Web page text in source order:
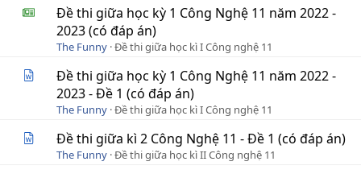
Đề thi giữa học kỳ 1 Công Nghệ 11 năm 2022 -
2023 (có đáp án)
The Funny Đề thi giữa học kì I Công nghệ 11
Đề thi giữa học kỳ 1 Công Nghệ 11 năm 2022 -
2023 - Đề 1 (có đáp án)
The Funny Đề thi giữa học kì I Công nghệ 11
Đề thi giữa kì 2 Công Nghệ 11 - Đề 1 (có đáp án)
The Funny Đề thi giữa học kì II Công nghệ 11